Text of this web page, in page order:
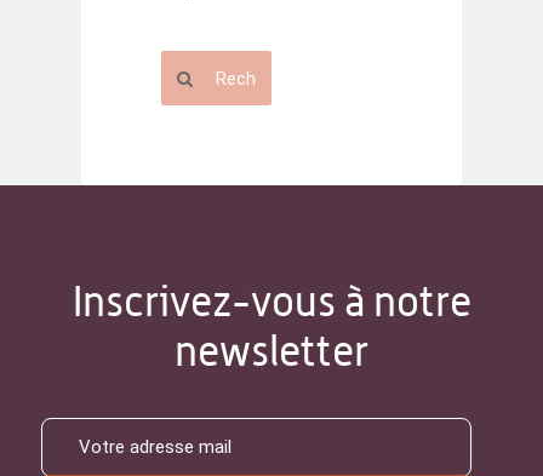
Inscrivez-vous à notre
newsletter